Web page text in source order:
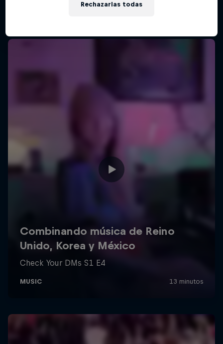
Rechazarlas todas